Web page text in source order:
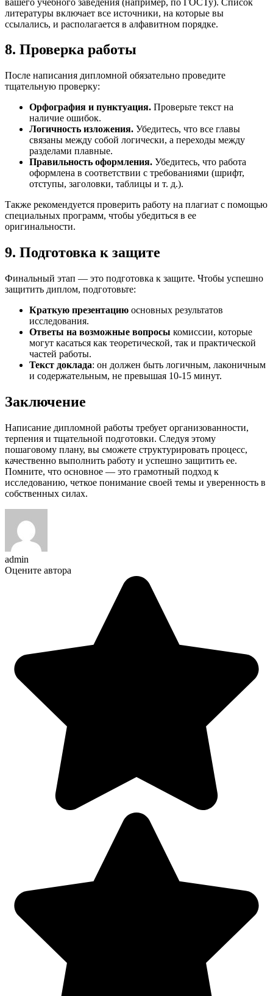
литературы включает все источники, на которые вы
ссылались, и располагается в алфавитном порядке.
8. Проверка работы
После написания дипломной обязательно проведите
тщательную проверку:
Орфография и пунктуация. Проверьте текст на
наличие ошибок.
Логичность изложения. Убедитесь, что все главы
связаны между собой логически, а переходы между
разделами плавные.
Правильность оформления. Убедитесь, что работа
оформлена в соответствии с требованиями (шрифт,
отступы, заголовки, таблицы и т. д.).
Также рекомендуется проверить работу на плагиат с помощью
специальных программ, чтобы убедиться в ее
оригинальности.
9. Подготовка к защите
Финальный этап — это подготовка к защите. Чтобы успешно
защитить диплом, подготовьте:
Краткую презентацию основных результатов
исследования.
Ответы на возможные вопросы комиссии, которые
могут касаться как теоретической, так и практической
частей работы.
Текст доклада: он должен быть логичным, лаконичным
и содержательным, не превышая 10-15 минут.
Заключение
Написание дипломной работы требует организованности,
терпения и тщательной подготовки. Следуя этому
пошаговому плану, вы сможете структурировать процесс,
качественно выполнить работу и успешно защитить ее.
Помните, что основное — это грамотный подход к
исследованию, четкое понимание своей темы и уверенность в
собственных силах.
admin
Оцените автора